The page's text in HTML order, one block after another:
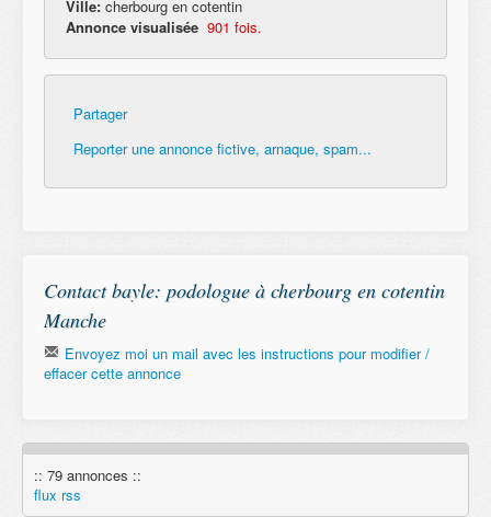
Ville: cherbourg en cotentin
Annonce visualisée 901 fois.
Partager
Reporter une annonce fictive, arnaque, spam...
Contact bayle: podologue à cherbourg en cotentin
Manche
Envoyez moi un mail avec les instructions pour modifier /
effacer cette annonce
Remember
:: 79 annonces ::
flux rss